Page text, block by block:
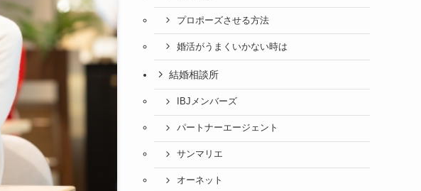
プロポーズさせる方法
婚活がうまくいかない時は
結婚相談所
IBJメンバーズ
パートナーエージェント
サンマリエ
オーネット